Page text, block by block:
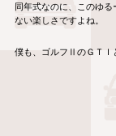
同年式なのに、このゆ
ない楽しさですよね。
僕も、ゴルフⅡのＧＴＩ